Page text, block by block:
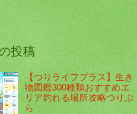
投稿
【つりライフプラス】生き
物図鑑300種類おすすめエ
リア釣れる場所攻略つりぷ
ら